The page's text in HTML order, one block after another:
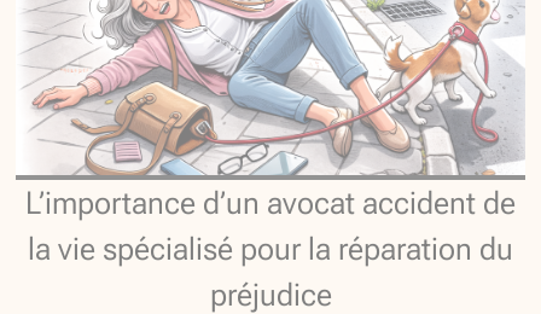
L’importance d’un avocat accident de
la vie spécialisé pour la réparation du
préjudice